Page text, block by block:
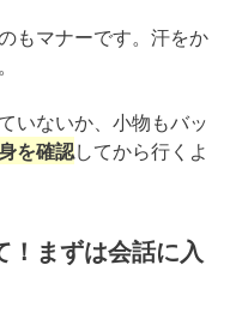
もマナーです。汗をか
いないか、小物もバッ
を確認してから行くよ
！まずは会話に入